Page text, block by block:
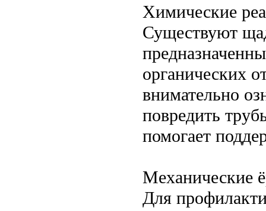
Химические
Существуют
органических
внимательно
повредить
помогает
Механические
Для